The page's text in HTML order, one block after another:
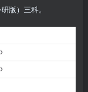
版）三科。